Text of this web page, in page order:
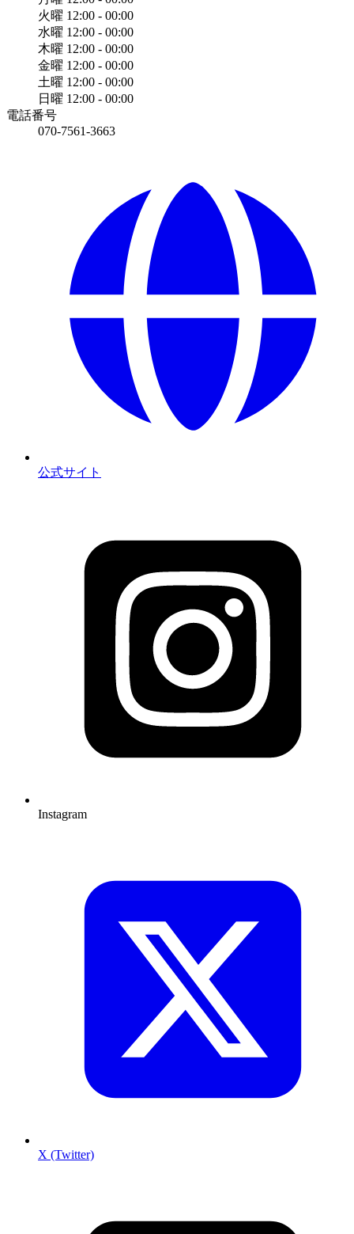
火曜 12:00 - 00:00
水曜 12:00 - 00:00
木曜 12:00 - 00:00
金曜 12:00 - 00:00
土曜 12:00 - 00:00
日曜 12:00 - 00:00
電話番号
070-7561-3663
公式サイト
Instagram
X (Twitter)